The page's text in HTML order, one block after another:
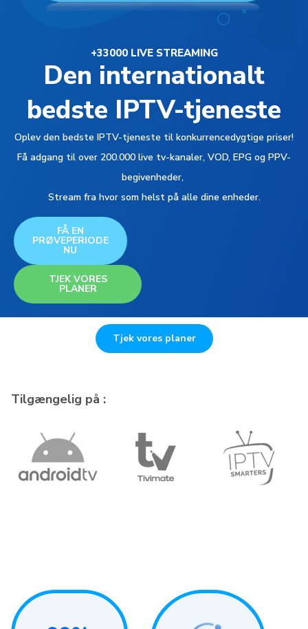
+33000 LIVE STREAMING
Den internationalt
bedste IPTV-tjeneste
Oplev den bedste IPTV-tjeneste til konkurrencedygtige priser!
Få adgang til over 200.000 live tv-kanaler, VOD, EPG og PPV-
begivenheder,
Stream fra hvor som helst på alle dine enheder.
FÅ EN
PRØVEPERIODE
NU
TJEK VORES
PLANER
Tjek vores planer
Tilgængelig på :